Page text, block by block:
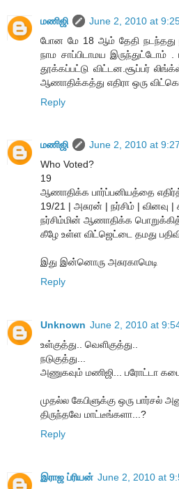
மணிஜி
June 2, 2010 at
போன மே 18 ஆம் தேதி நடந்தது
நாம சாப்பிடாமய இருந்துட்டோம்
தூக்கப்பட்டு விட்டன.சூப்பர்
ஆணாதிக்கத்து எதிரா ஒரு
Reply
மணிஜி
June 2, 2010 at
Who Voted?
19
ஆணாதிக்க பார்ப்பனியத்தை
19/21 | அசுரன் | நர்சிம் | வினவு
நர்சிம்மின் ஆணாதிக்க
கீழே உள்ள விட்ஜெட்டை தமது
இது இன்னொரு அசுரகாமெடி
Reply
Unknown June 2, 2010 at
உள்குத்து.. வெளிகுத்து..
நடுகுத்து...
அணுகவும் மணிஜி... பரோட்டா
முதல்ல கேபிளுக்கு ஒரு பார்சல்
திருந்தவே மாட்டீங்களா...?
Reply
இராஜ ப்ரியன் June 2, 2010 at